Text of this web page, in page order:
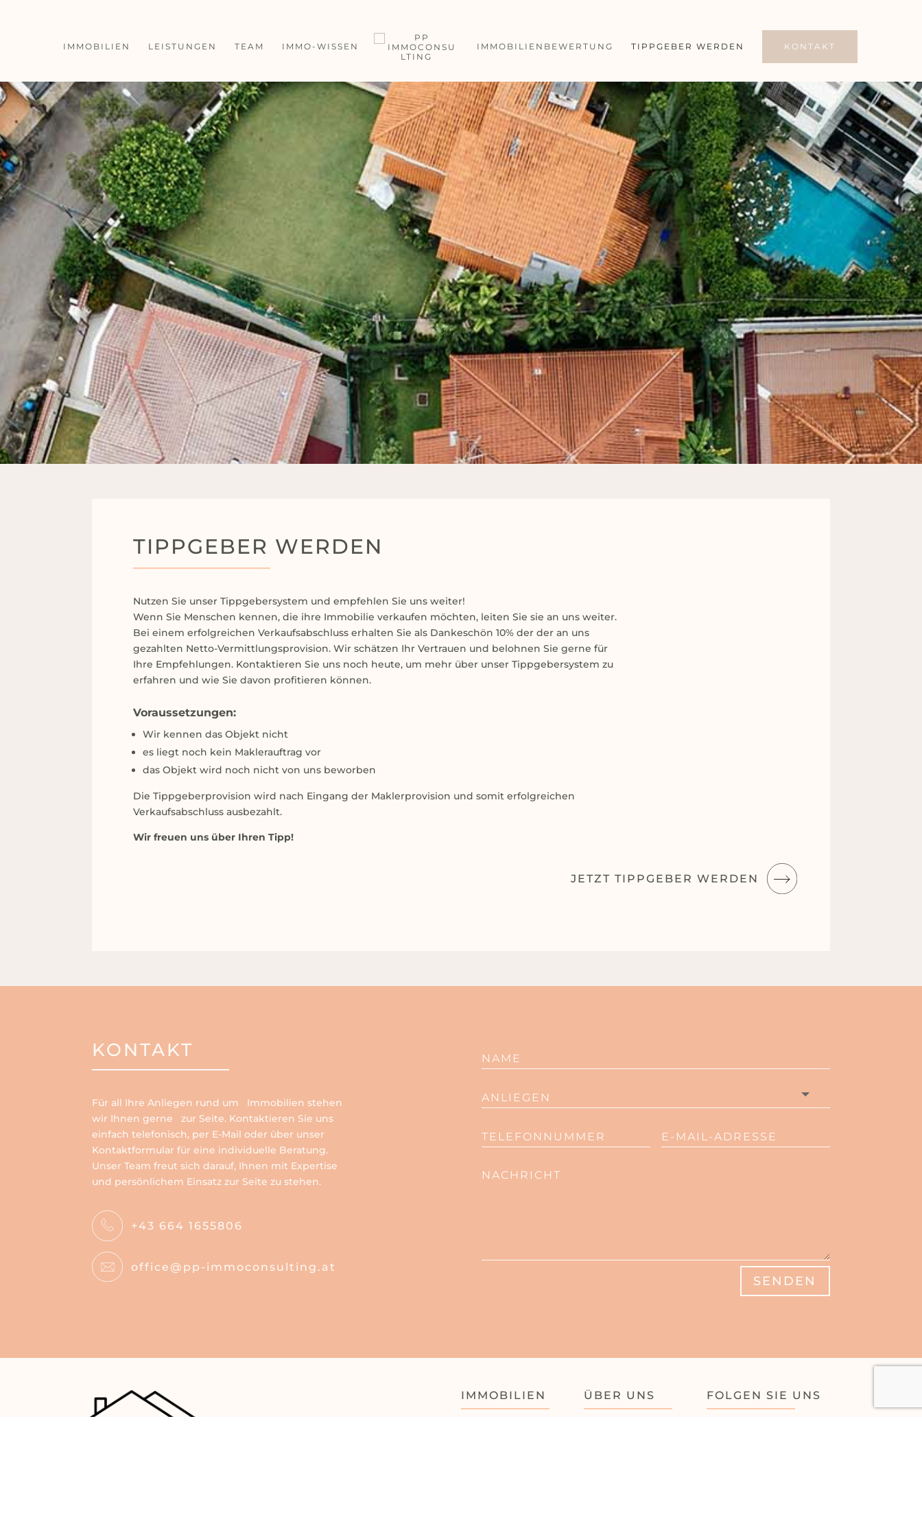
IMMOBILIEN LEISTUNGEN TEAM IMMO-WISSEN IMMOBILIENBEWERTUNG TIPPGEBER WERDEN KONTAKT
TIPPGEBER WERDEN
Nutzen Sie unser Tippgebersystem und empfehlen Sie uns weiter!
Wenn Sie Menschen kennen, die ihre Immobilie verkaufen möchten, leiten Sie sie an uns weiter.
Bei einem erfolgreichen Verkaufsabschluss erhalten Sie als Dankeschön 10% der der an uns
gezahlten Netto-Vermittlungsprovision. Wir schätzen Ihr Vertrauen und belohnen Sie gerne für
Ihre Empfehlungen. Kontaktieren Sie uns noch heute, um mehr über unser Tippgebersystem zu
erfahren und wie Sie davon profitieren können.
Voraussetzungen:
Wir kennen das Objekt nicht
es liegt noch kein Maklerauftrag vor
das Objekt wird noch nicht von uns beworben
Die Tippgeberprovision wird nach Eingang der Maklerprovision und somit erfolgreichen
Verkaufsabschluss ausbezahlt.
Wir freuen uns über Ihren Tipp!
JETZT TIPPGEBER WERDEN
KONTAKT
Für all Ihre Anliegen rund um Immobilien stehen
wir Ihnen gerne zur Seite. Kontaktieren Sie uns
einfach telefonisch, per E-Mail oder über unser
Kontaktformular für eine individuelle Beratung.
Unser Team freut sich darauf, Ihnen mit Expertise
und persönlichem Einsatz zur Seite zu stehen.
+43 664 1655806
office@pp-immoconsulting.at
SENDEN
IMMOBILIEN ÜBER UNS FOLGEN SIE UNS